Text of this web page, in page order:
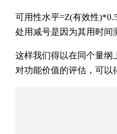
可用性水平=Z(有效性
处用减号是因为其用时间
这样我们得以在同个量纲
对功能价值的评估，可以